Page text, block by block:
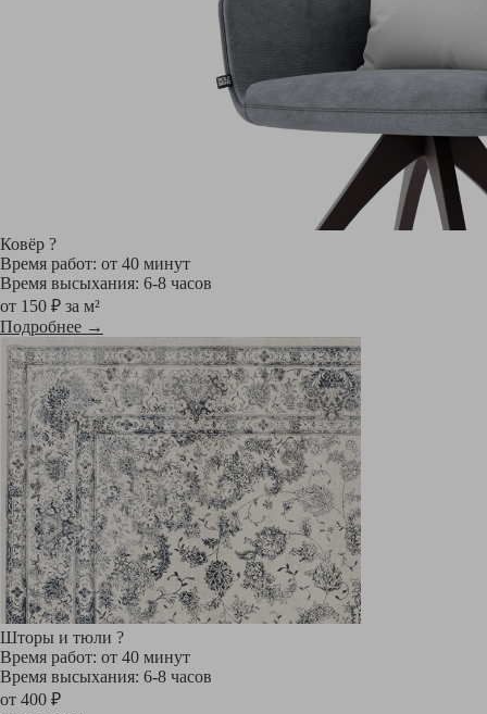
Ковёр ?
Время работ: от 40 минут
Время высыхания: 6-8 часов
от 150 ₽ за м²
Подробнее →
Шторы и тюли ?
Время работ: от 40 минут
Время высыхания: 6-8 часов
от 400 ₽